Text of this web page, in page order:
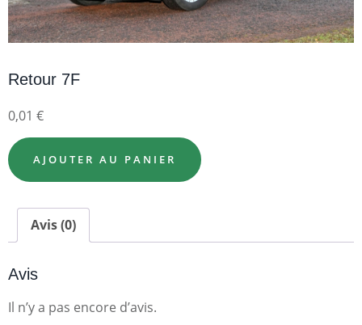
Retour 7F
0,01 €
AJOUTER AU PANIER
Avis (0)
Avis
Il n’y a pas encore d’avis.